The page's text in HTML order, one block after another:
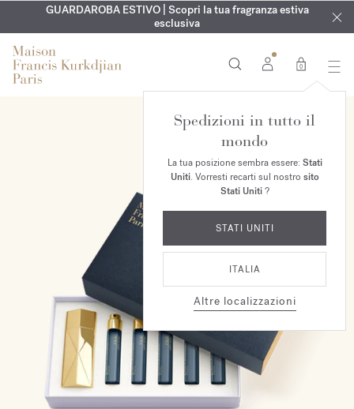
ESCLUSIVO | Scopri la nuova fragranza OUDvelvet moodnel
tuo ordine*
INCISIONE GRATUITA | Su tutte le fragranze e gli oli per il
corpo fino al 9 agosto
GUARDAROBA ESTIVO | Scopri la tua fragranza estiva
esclusiva
0
Spedizioni in tutto il
mondo
La tua posizione sembra essere: Stati
Uniti. Vorresti recarti sul nostro sito
Stati Uniti?
STATI UNITI
ITALIA
Altre localizzazioni